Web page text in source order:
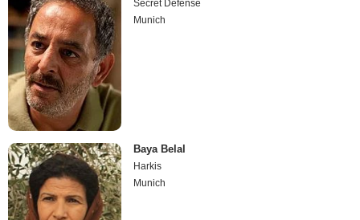
Secret Défense
Munich
Baya Belal
Harkis
Munich